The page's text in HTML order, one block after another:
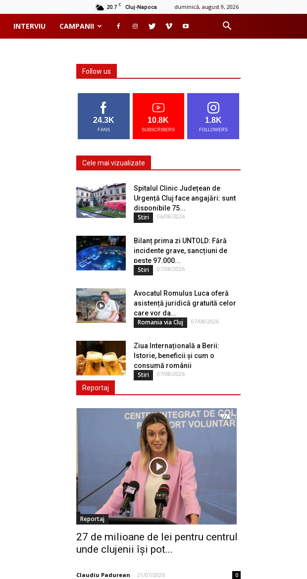
20.7 C Cluj-Napoca duminică, august 9, 2026
INTERVIU CAMPANII
Follow us
24.3K
FANS
10.8K
SUBSCRIBERS
1.8K
FOLLOWERS
Cele mai vizualizate
Spitalul Clinic Județean de
Urgență Cluj face angajări: sunt
disponibile 75...
Stiri 06/08/2026
Bilanț prima zi UNTOLD: Fără
incidente grave, sancțiuni de
peste 97.000...
Stiri 07/08/2026
Avocatul Romulus Luca oferă
asistență juridică gratuită celor
care vor da...
Romania via Cluj 07/08/2026
Ziua Internațională a Berii:
Istorie, beneficii și cum o
consumă românii
Stiri 07/08/2026
Reportaj
Reportaj
27 de milioane de lei pentru centrul
unde clujenii își pot...
Claudiu Padurean - 21/07/2026 0